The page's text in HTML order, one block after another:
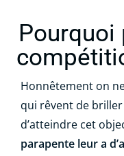
Pourquoi
Honnêtement on
qui rêvent de
d’atteindre cet
parapente leur a